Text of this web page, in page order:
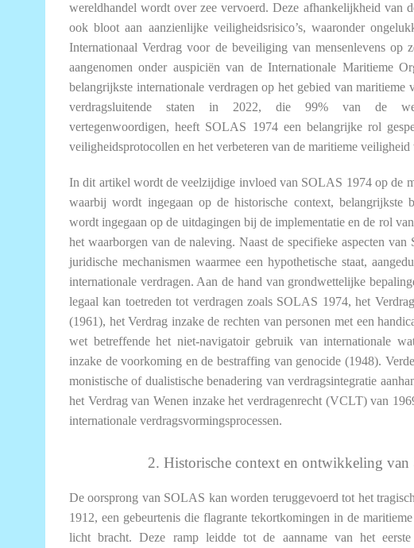
wereldhandel wordt over zee vervoerd. Deze afhankelijkheid van
ook bloot aan aanzienlijke veiligheidsrisico’s, waaronder
Internationaal Verdrag voor de beveiliging van mensenlevens
aangenomen onder auspiciën van de Internationale Maritieme
belangrijkste internationale verdragen op het gebied van
verdragsluitende staten in 2022, die 99% van de
vertegenwoordigen, heeft SOLAS 1974 een belangrijke rol
veiligheidsprotocollen en het verbeteren van de maritieme
In dit artikel wordt de veelzijdige invloed van SOLAS 1974 op de
waarbij wordt ingegaan op de historische context, belangrijkste
wordt ingegaan op de uitdagingen bij de implementatie en de rol
het waarborgen van de naleving. Naast de specifieke aspecten
juridische mechanismen waarmee een hypothetische staat,
internationale verdragen. Aan de hand van grondwettelijke
legaal kan toetreden tot verdragen zoals SOLAS 1974, het
(1961), het Verdrag inzake de rechten van personen met een
wet betreffende het niet-navigatoir gebruik van internationale
inzake de voorkoming en de bestraffing van genocide (1948).
monistische of dualistische benadering van verdragsintegratie
het Verdrag van Wenen inzake het verdragenrecht (VCLT) van
internationale verdragsvormingsprocessen.
2. Historische context en ontwikkeling
De oorsprong van SOLAS kan worden teruggevoerd tot het
1912, een gebeurtenis die flagrante tekortkomingen in de
licht bracht. Deze ramp leidde tot de aanname van het